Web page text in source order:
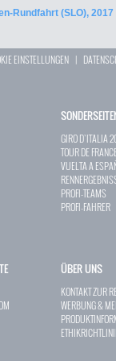
Rundfahrt (SLO), 2017
EINSTELLUNGEN |
GIRO D`ITALIA
TOUR DE
VUELTA A
PROFI-TEAMS
PROFI-FAHRER
ÜBER UNS
KONTAKT ZUR
WERBUNG &